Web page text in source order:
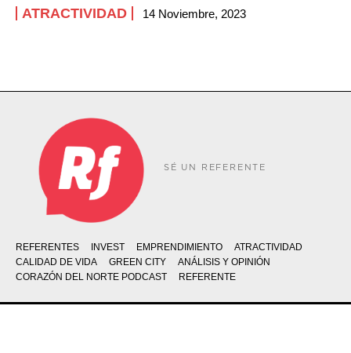
ATRACTIVIDAD 14 Noviembre, 2023
SÉ UN REFERENTE
REFERENTES INVEST EMPRENDIMIENTO
ATRACTIVIDAD
CALIDAD DE VIDA
GREEN CITY
ANÁLISIS Y OPINIÓN
CORAZÓN DEL NORTE PODCAST
REFERENTE